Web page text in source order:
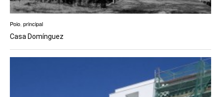
Poio, principal
Casa Domínguez